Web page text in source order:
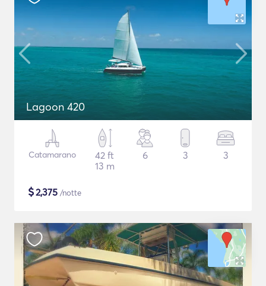
Lagoon 420
Catamarano
42 ft
13 m
6 3 3
$2,375 /notte